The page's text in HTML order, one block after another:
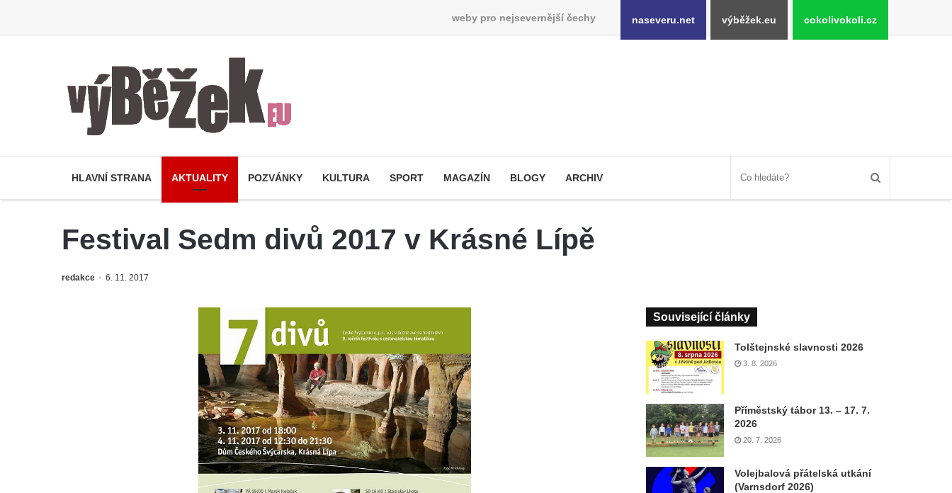
weby pro nejsevernější čechy naseveru.net výběžek.eu cokolivokoli.cz
HLAVNÍ STRANA AKTUALITY POZVÁNKY KULTURA SPORT MAGAZÍN BLOGY ARCHIV
Festival Sedm divů 2017 v Krásné Lípě
redakce 6. 11. 2017
Související články
Tolštejnské slavnosti 2026
3. 8. 2026
Příměstský tábor 13. – 17. 7.
2026
20. 7. 2026
Volejbalová přátelská utkání
(Varnsdorf 2026)